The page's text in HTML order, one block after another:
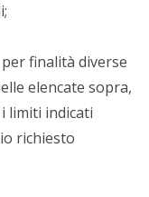
finalità diverse
elencate sopra,
limiti indicati
richiesto